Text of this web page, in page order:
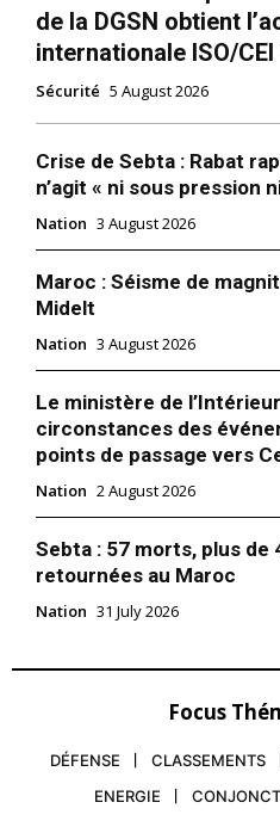
Mon compte
Related
David T. Fischer,
ambassadeur américain au
Maroc reçu par Abdellatif
Hammouchi au siège de la
25 September 2020
In "USA"
Diplomatie sécuritaire :
Abdellatif Hammouchi reçoit
étrangers
de la DGSN obtient
internationale ISO/CEI
Sécurité 5 August 2026
Crise de Sebta : Rabat
n’agit « ni sous pression
Nation 3 August 2026
Maroc : Séisme de
Midelt
Nation 3 August 2026
Le ministère de
circonstances des
points de passage vers
Nation 2 August 2026
Sebta : 57 morts, plus de
retournées au Maroc
Nation 31 July 2026
Focus
DÉFENSE CLASSEMENTS
ENERGIE